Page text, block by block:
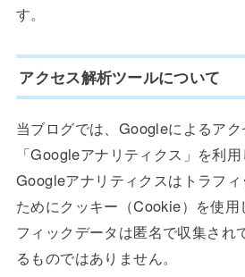
す。
アクセス解析ツールについて
当ブログでは、Googleによるア
「Googleアナリティクス」を利
Googleアナリティクスはトラフ
ためにクッキー（Cookie）を使
フィックデータは匿名で収集され
るものではありません。